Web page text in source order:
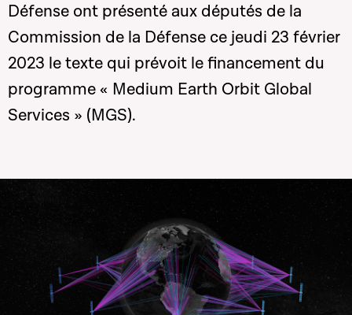
Défense ont présenté aux députés de la
Commission de la Défense ce jeudi 23 février
2023 le texte qui prévoit le financement du
programme « Medium Earth Orbit Global
Services » (MGS).